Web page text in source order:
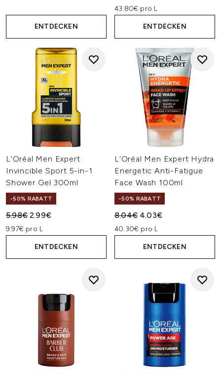
ENTDECKEN
43.80€ pro L
ENTDECKEN
L'Oréal Men Expert
Invincible Sport 5-in-1
Shower Gel 300ml
-50% RABATT
Unverbindliche Preisempfehlung:
5.98€ Aktueller Preis:
2.99€
9.97€ pro L
ENTDECKEN
L'Oréal Men Expert Hydra
Energetic Anti-Fatigue
Face Wash 100ml
-50% RABATT
Unverbindliche
8.04€ Aktueller Preis:
4.03€
40.30€ pro L
ENTDECKEN